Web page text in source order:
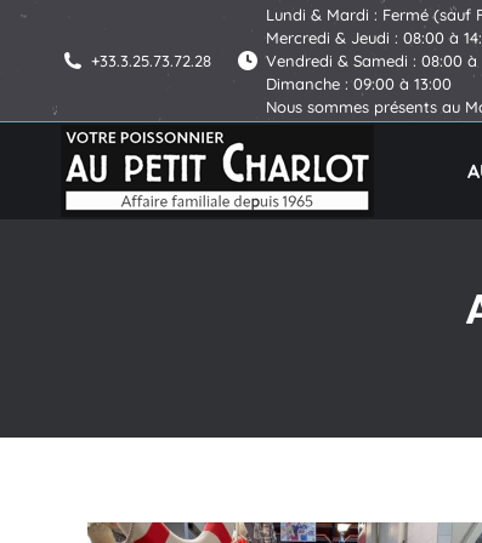
+33.3.25.73.72.28
Lundi & Mardi : Fermé (sauf
Mercredi & Jeudi : 08:00 à
Vendredi & Samedi : 08:00 à
Dimanche : 09:00 à 13:00
Nous sommes présents au